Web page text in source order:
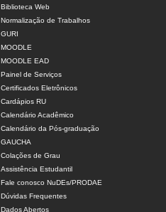
Biblioteca Web
Normalização de Trabalhos
GURI
MOODLE
MOODLE EAD
Painel de Serviços
Certificados Eletrônicos
Cardápios RU
Calendário Acadêmico
Calendário da Pós-graduação
GAUCHA
Colações de Grau
Assistência Estudantil
Fale conosco NuDEs/PRODAE
Dúvidas Frequentes
Dados Abertos